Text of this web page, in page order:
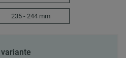
235 - 244 mm